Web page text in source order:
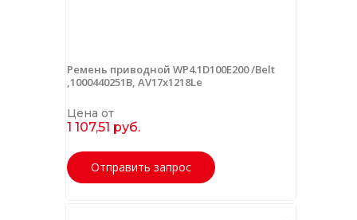
Ремень приводной WP4.1D100E200 /Belt
,1000440251B, AV17х1218Le
Цена от
1 107,51 руб.
Отправить запрос